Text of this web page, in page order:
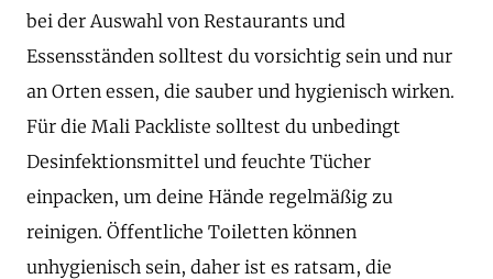
bei der Auswahl von Restaurants und
Essensständen solltest du vorsichtig sein und nur
an Orten essen, die sauber und hygienisch wirken.
Für die Mali Packliste solltest du unbedingt
Desinfektionsmittel und feuchte Tücher
einpacken, um deine Hände regelmäßig zu
reinigen. Öffentliche Toiletten können
unhygienisch sein, daher ist es ratsam, die